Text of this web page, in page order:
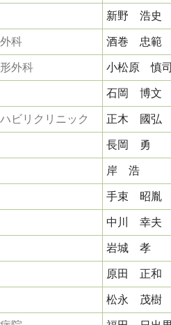
新野 浩史
科 酒巻 忠範
外科 小松原 慎司
石岡 博文
ビリクリニック 正木 國弘
長岡 勇
岸 浩
手束 昭胤
中川 幸夫
岩城 孝
原田 正和
松永 茂樹